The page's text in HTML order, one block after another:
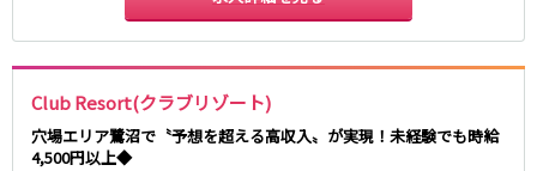
Club Resort(クラブリゾート)
穴場エリア鷺沼で〝予想を超える高収入〟が実現！未経験でも時給
4,500円以上◆
市原・木更津・君津
松戸
成田・四街道・香取
津田沼
八千代台・勝田台
東金・茂原・長生
栃木県
有楽町駅
東京メトロ丸ノ内線
池袋駅